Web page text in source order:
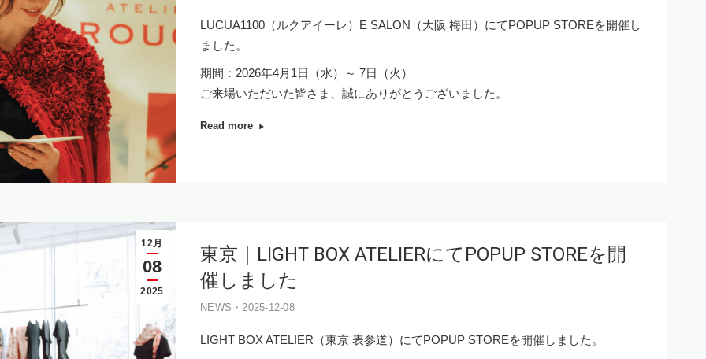
LUCUA1100（ルクアイーレ）E SALON（大阪 梅田）にてPOPUP STOREを開催し
ました。
期間：2026年4月1日（水）～ 7日（火）
ご来場いただいた皆さま、誠にありがとうございました。
Read more
12月
08
2025
東京｜LIGHT BOX ATELIERにてPOPUP STOREを開
催しました
NEWS・2025-12-08
LIGHT BOX ATELIER（東京 表参道）にてPOPUP STOREを開催しました。